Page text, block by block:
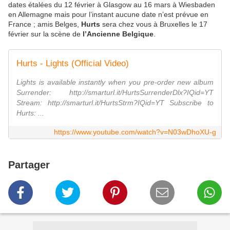
dates étalées du 12 février à Glasgow au 16 mars à Wiesbaden
en Allemagne mais pour l’instant aucune date n’est prévue en
France ; amis Belges, Hurts sera chez vous à Bruxelles le 17
février sur la scène de l’Ancienne Belgique
Hurts - Lights (Official Video)
Lights is available instantly when you pre-order new album
Surrender: http://smarturl.it/HurtsSurrenderDlx?IQid=YT
Stream: http://smarturl.it/HurtsStrm?IQid=YT Subscribe to
Hurts: ...
https://www.youtube.com/watch?v=N03wDhoXU-g
Partager